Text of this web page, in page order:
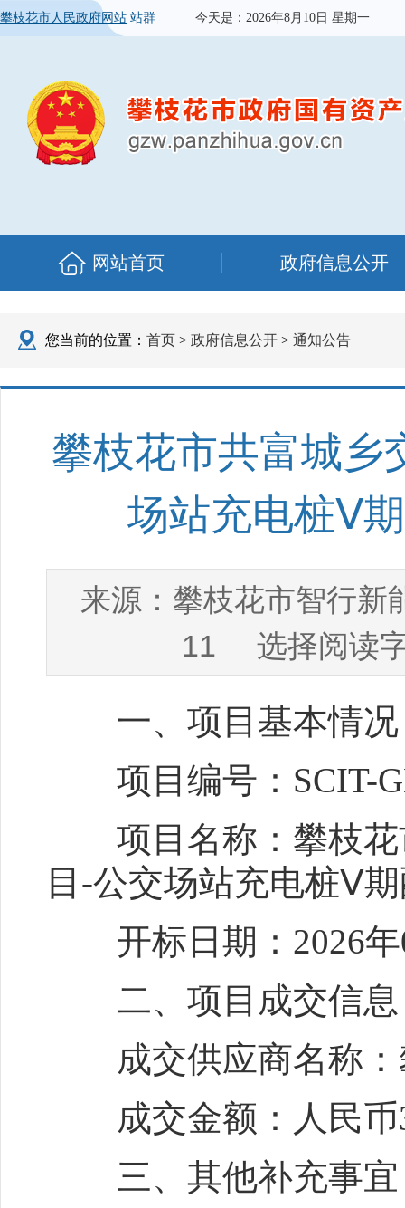
攀枝花市人民政府网站 站群 今天是： 2026年8月10日 星期一
网站首页 政府信息公开
您当前的位置： 首页 > 政府信息公开 > 通知公告
攀枝花市共富城乡
场站充电桩Ⅴ
来源： 攀枝花市智行新
11 选择阅读
一、项目基本情况
项目编号：SCIT-
项目名称：攀枝花
目-公交场站充电桩Ⅴ
开标日期：2026年
二、项目成交信息
成交供应商名称：
成交金额：人民币
三、其他补充事宜